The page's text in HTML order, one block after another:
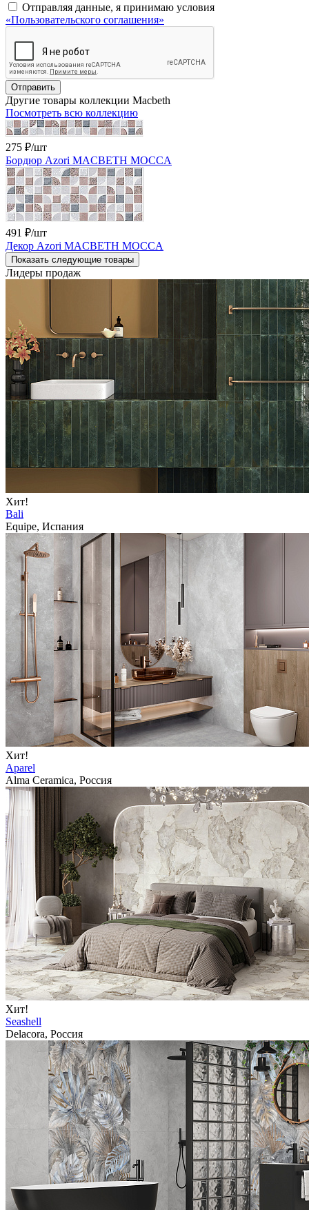
Отправляя данные, я принимаю условия
«Пользовательского соглашения»
Отправить
Другие товары коллекции Macbeth
Посмотреть всю коллекцию
275 ₽/шт
Бордюр Azori MACBETH MOCCA
491 ₽/шт
Декор Azori MACBETH MOCCA
Показать следующие товары
Лидеры продаж
Хит!
Bali
Equipe, Испания
Хит!
Aparel
Alma Ceramica, Россия
Хит!
Seashell
Delacora, Россия